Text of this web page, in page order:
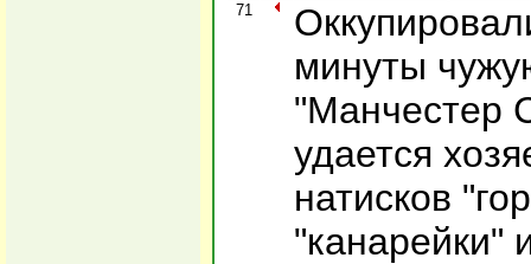
71
минуты
"Манчестер
удается
натисков
"канарейки"